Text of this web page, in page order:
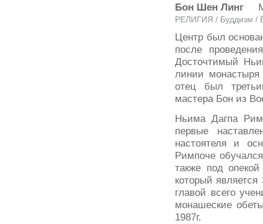
Бон Шен Линг
РЕЛИГИЯ / Буддизм /
Центр был
после
Досточтимый
линии
отец был
мастера Бон из
Ньима Дагпа
первые
настоятеля и
Римпоче
также под
который
главой всего
монашеские
1987г.